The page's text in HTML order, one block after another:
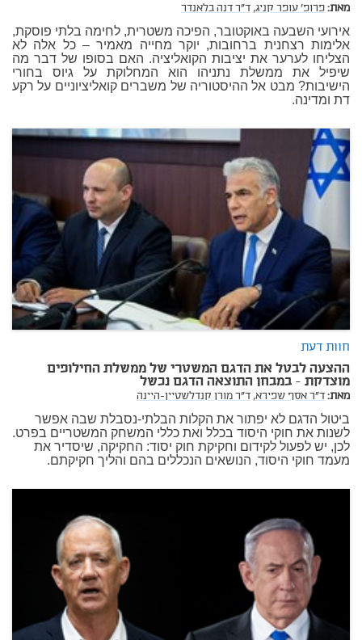
מאת:פרופ' עופר קניג, ד"ר דנה בלאנדר
אירועי השבעה באוקטובר, הפיכה משטרית, לחימה בלתי פוסקת,
אלימות רצחנית ברחובות, יוקר מחייה מאמיר – כל אלה לא
הצליחו לערער את יציבות הקואליציה. האם בסופו של דבר מה
שיפיל את ממשלת נתניהו הוא המחלוקת על גיוס בחורי
הישיבות? מבט אל ההיסטוריה של משברים קואליציוניים על רקע
דת ומדינה.
חוות דעת
ההצעה לבטל את הדגם המשטרי של ממשלת החילופים
מוצדקת - במבחן התוצאה הדגם נכשל
מאת:ד"ר אסף שפירא, ד"ר מורן קנדלשטיין-היינה
ביטול הדגם לא יפתור את הקלות הבלתי-נסבלת שבה אפשר
לשנות את חוקי היסוד בכלל ואת כללי המשחק המשטריים בפרט.
לכן, יש לפעול לקידום וחקיקת חוק יסוד: החקיקה, שיסדיר את
מעמד חוקי היסוד, הנושאים הנכללים בהם והליך חקיקתם.